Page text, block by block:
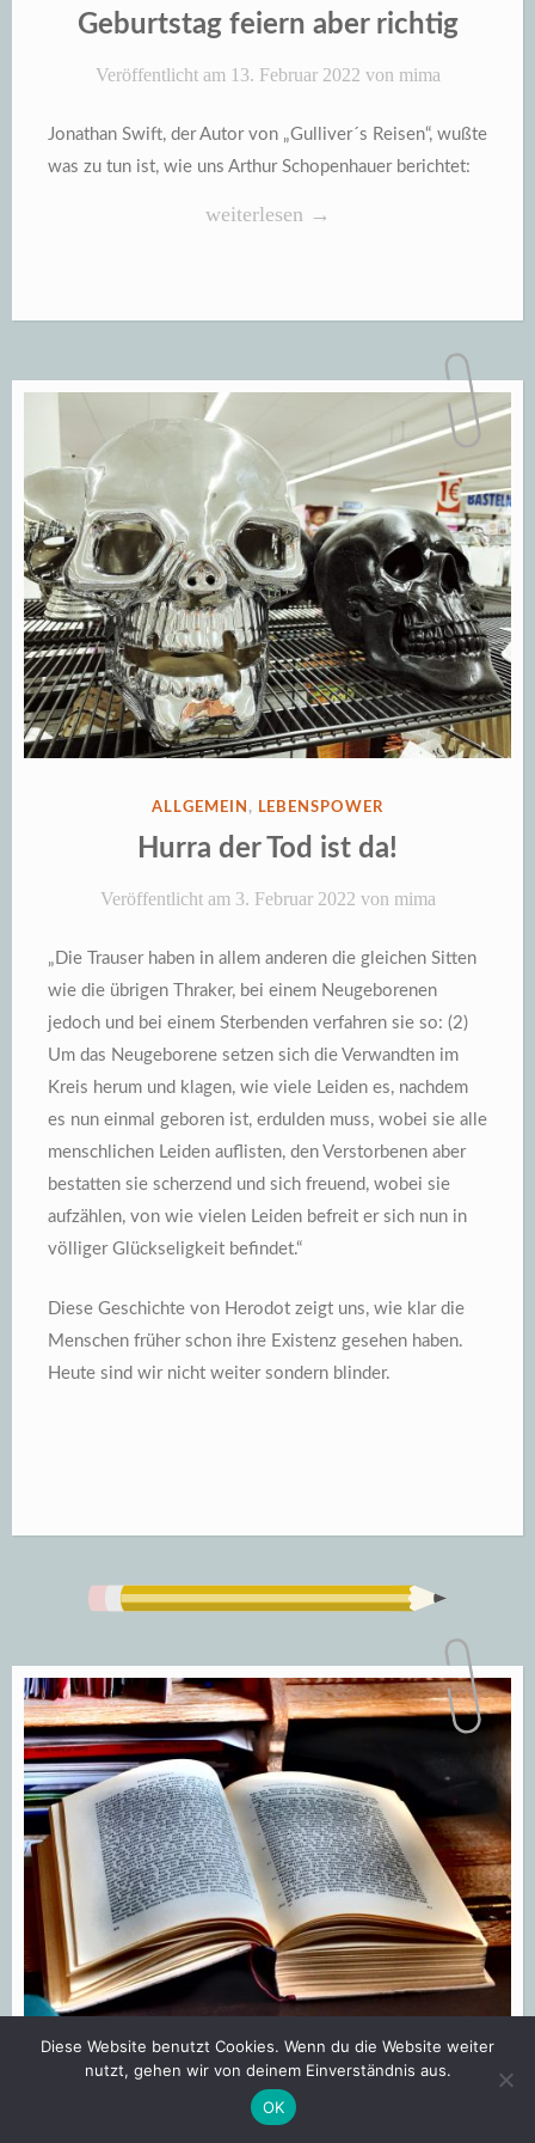
IN
Geburtstag feiern aber richtig
Veröffentlicht am 13. Februar 2022 von mima
Jonathan Swift, der Autor von „Gulliver´s Reisen“, wußte
was zu tun ist, wie uns Arthur Schopenhauer berichtet:
„Geburtstag
richtig“
weiterlesen →
VERÖFFENTLICHT
IN
ALLGEMEIN , LEBENSPOWER
Hurra der Tod ist da!
Veröffentlicht am 3. Februar 2022 von mima
„Die Trauser haben in allem anderen die gleichen Sitten
wie die übrigen Thraker, bei einem Neugeborenen
jedoch und bei einem Sterbenden verfahren sie so: (2)
Um das Neugeborene setzen sich die Verwandten im
Kreis herum und klagen, wie viele Leiden es, nachdem
es nun einmal geboren ist, erdulden muss, wobei sie alle
menschlichen Leiden auflisten, den Verstorbenen aber
bestatten sie scherzend und sich freuend, wobei sie
aufzählen, von wie vielen Leiden befreit er sich nun in
völliger Glückseligkeit befindet.“
Diese Geschichte von Herodot zeigt uns, wie klar die
Menschen früher schon ihre Existenz gesehen haben.
Heute sind wir nicht weiter sondern blinder.
VERÖFFENTLICHT
ALLGEMEIN
Die Heilsordnung
Diese Website benutzt Cookies. Wenn du die Website weiter
nutzt, gehen wir von deinem Einverständnis aus.
OK